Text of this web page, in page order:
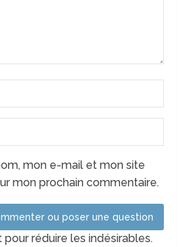
mon e-mail et mon site
mon prochain commentaire.
réduire les indésirables.